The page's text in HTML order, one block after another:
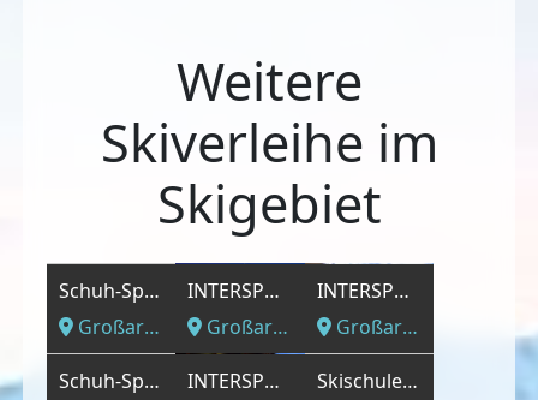
Weitere
Skiverleihe im
Skigebiet
Schuh-Sport Kendlbacher Sport 2000
Großarl, Salzburger Land
INTERSPORT - Gondel Bergstation
Großarl, Salzburger Land
INTERSPORT - Hauptgeschäft neben 8er Kabinenbahn Hochbrand Talstation
Großarl, Salzburger Land
Schuh-Sport Kendlbacher Sport 2000
INTERSPORT - Gondel Talstation
Skischule und -verleih Panorama GmbH